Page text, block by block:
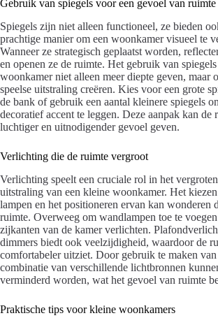
Gebruik van spiegels voor een gevoel van ruimte
Spiegels zijn niet alleen functioneel, ze bieden
prachtige manier om een woonkamer visueel te
Wanneer ze strategisch geplaatst worden,
en openen ze de ruimte. Het gebruik van
woonkamer niet alleen meer diepte geven, maar
speelse uitstraling creëren. Kies voor een grote
de bank of gebruik een aantal kleinere spiegels
decoratief accent te leggen. Deze aanpak kan de
luchtiger en uitnodigender gevoel geven.
Verlichting die de ruimte vergroot
Verlichting speelt een cruciale rol in het
uitstraling van een kleine woonkamer. Het
lampen en het positioneren ervan kan wonderen
ruimte. Overweeg om wandlampen toe te
zijkanten van de kamer verlichten.
dimmers biedt ook veelzijdigheid, waardoor de
comfortabeler uitziet. Door gebruik te maken van
combinatie van verschillende lichtbronnen
verminderd worden, wat het gevoel van ruimte
Praktische tips voor kleine woonkamers